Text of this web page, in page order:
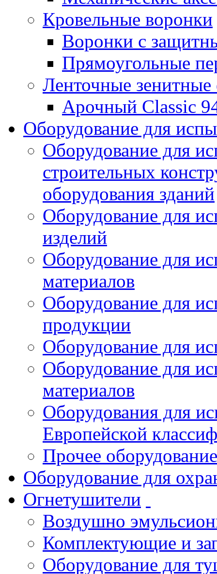
Кровельные воронки
Воронки с
Прямоугольные
Ленточные
Арочный Classic
Оборудование для
Оборудование для
строительных
оборудования зданий
Оборудование для
изделий
Оборудование для
материалов
Оборудование для
продукции
Оборудование для
Оборудование для
материалов
Оборудования для
Европейской
Прочее оборудование
Оборудование для
Огнетушители
Воздушно
Комплектующие и
Оборудование для